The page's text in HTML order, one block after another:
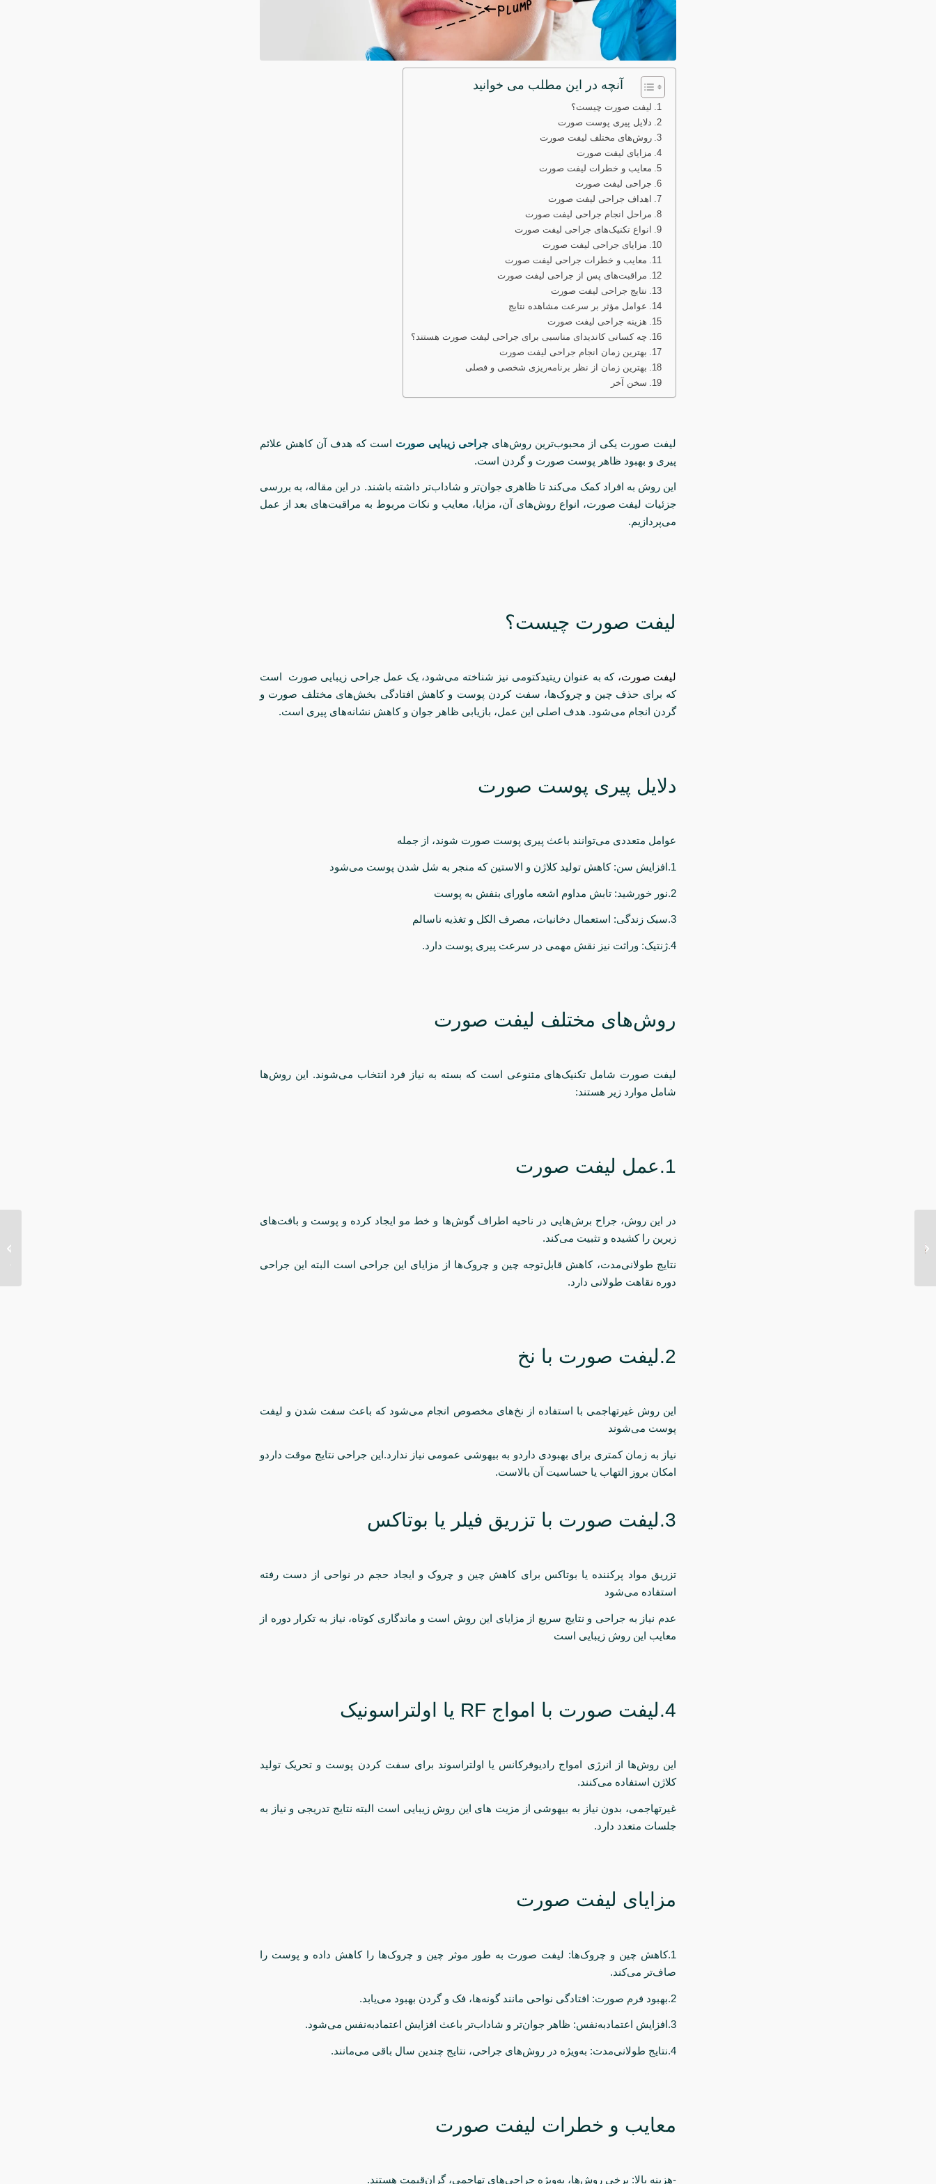
آنچه در این مطلب می خوانید
لیفت صورت چیست؟
دلایل پیری پوست صورت
روش‌های مختلف لیفت صورت
مزایای لیفت صورت
معایب و خطرات لیفت صورت
جراحی لیفت صورت
اهداف جراحی لیفت صورت
مراحل انجام جراحی لیفت صورت
انواع تکنیک‌های جراحی لیفت صورت
مزایای جراحی لیفت صورت
معایب و خطرات جراحی لیفت صورت
مراقبت‌های پس از جراحی لیفت صورت
نتایج جراحی لیفت صورت
عوامل مؤثر بر سرعت مشاهده نتایج
هزینه جراحی لیفت صورت
چه کسانی کاندیدای مناسبی برای جراحی لیفت صورت هستند؟
بهترین زمان انجام جراحی لیفت صورت
بهترین زمان از نظر برنامه‌ریزی شخصی و فصلی
سخن آخر
لیفت صورت یکی از محبوب‌ترین روش‌های جراحی زیبایی صورت است که هدف آن کاهش علائم
پیری و بهبود ظاهر پوست صورت و گردن است.
این روش به افراد کمک می‌کند تا ظاهری جوان‌تر و شاداب‌تر داشته باشند. در این مقاله، به بررسی
جزئیات لیفت صورت، انواع روش‌های آن، مزایا، معایب و نکات مربوط به مراقبت‌های بعد از عمل
می‌پردازیم.
لیفت صورت چیست؟
لیفت صورت، که به عنوان ریتیدکتومی نیز شناخته می‌شود، یک عمل جراحی زیبایی صورت است
که برای حذف چین و چروک‌ها، سفت کردن پوست و کاهش افتادگی بخش‌های مختلف صورت و
گردن انجام می‌شود. هدف اصلی این عمل، بازیابی ظاهر جوان و کاهش نشانه‌های پیری است.
دلایل پیری پوست صورت
عوامل متعددی می‌توانند باعث پیری پوست صورت شوند، از جمله
1.افزایش سن: کاهش تولید کلاژن و الاستین که منجر به شل شدن پوست می‌شود
2.نور خورشید: تابش مداوم اشعه ماورای بنفش به پوست
3.سبک زندگی: استعمال دخانیات، مصرف الکل و تغذیه ناسالم
4.ژنتیک: وراثت نیز نقش مهمی در سرعت پیری پوست دارد.
روش‌های مختلف لیفت صورت
لیفت صورت شامل تکنیک‌های متنوعی است که بسته به نیاز فرد انتخاب می‌شوند. این روش‌ها
شامل موارد زیر هستند:
1.عمل لیفت صورت
در این روش، جراح برش‌هایی در ناحیه اطراف گوش‌ها و خط مو ایجاد کرده و پوست و بافت‌های
زیرین را کشیده و تثبیت می‌کند.
نتایج طولانی‌مدت، کاهش قابل‌توجه چین و چروک‌ها از مزایای این جراحی است البته این جراحی
دوره نقاهت طولانی دارد.
2.لیفت صورت با نخ
این روش غیرتهاجمی با استفاده از نخ‌های مخصوص انجام می‌شود که باعث سفت شدن و لیفت
پوست می‌شوند
نیاز به زمان کمتری برای بهبودی داردو به بیهوشی عمومی نیاز ندارد.این جراحی نتایج موقت داردو
امکان بروز التهاب یا حساسیت آن بالاست.
3.لیفت صورت با تزریق فیلر یا بوتاکس
تزریق مواد پرکننده یا بوتاکس برای کاهش چین و چروک و ایجاد حجم در نواحی از دست رفته
استفاده می‌شود
عدم نیاز به جراحی و نتایج سریع از مزایای این روش است و ماندگاری کوتاه، نیاز به تکرار دوره از
معایب این روش زیبایی است‌
4.لیفت صورت با امواج RF یا اولتراسونیک
این روش‌ها از انرژی امواج رادیوفرکانس یا اولتراسوند برای سفت کردن پوست و تحریک تولید
کلاژن استفاده می‌کنند.
غیرتهاجمی، بدون نیاز به بیهوشی از مزیت های این روش زیبایی است البته نتایج تدریجی و نیاز به
جلسات متعدد دارد.
مزایای لیفت صورت
1.کاهش چین و چروک‌ها: لیفت صورت به طور موثر چین و چروک‌ها را کاهش داده و پوست را
صاف‌تر می‌کند.
2.بهبود فرم صورت: افتادگی نواحی مانند گونه‌ها، فک و گردن بهبود می‌یابد.
3.افزایش اعتمادبه‌نفس: ظاهر جوان‌تر و شاداب‌تر باعث افزایش اعتمادبه‌نفس می‌شود.
4.نتایج طولانی‌مدت: به‌ویژه در روش‌های جراحی، نتایج چندین سال باقی می‌مانند.
معایب و خطرات لیفت صورت
-هزینه بالا: برخی روش‌ها، به‌ویژه جراحی‌های تهاجمی، گران‌قیمت هستند.